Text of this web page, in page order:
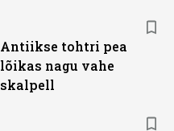
Antiikse tohtri pea
lõikas nagu vahe
skalpell